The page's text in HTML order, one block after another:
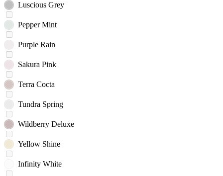
Luscious Grey
Pepper Mint
Purple Rain
Sakura Pink
Terra Cocta
Tundra Spring
Wildberry Deluxe
Yellow Shine
Infinity White